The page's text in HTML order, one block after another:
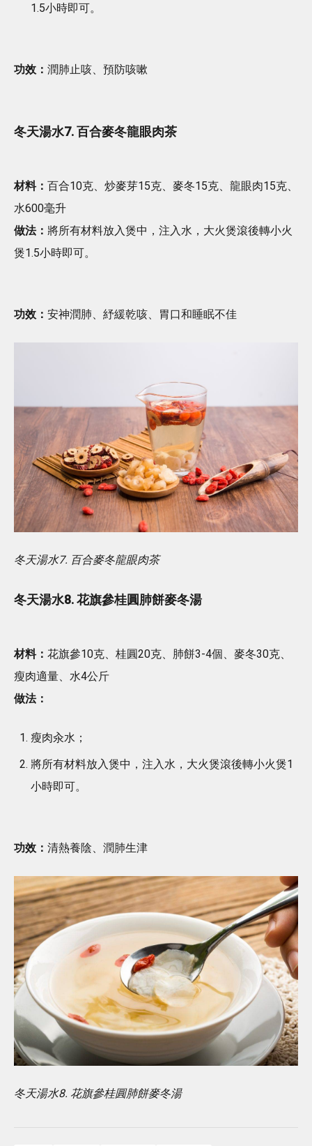
1.5小時即可。
功效： 潤肺止咳、預防咳嗽
冬天湯水7. 百合麥冬龍眼肉茶
材料： 百合10克、炒麥芽15克、麥冬15克、龍眼肉15克、
水600毫升
做法： 將所有材料放入煲中，注入水，大火煲滾後轉小火
煲1.5小時即可。
功效： 安神潤肺、紓緩乾咳、胃口和睡眠不佳
冬天湯水7. 百合麥冬龍眼肉茶
冬天湯水8. 花旗參桂圓肺餅麥冬湯
材料： 花旗參10克、桂圓20克、肺餅3-4個、麥冬30克、
瘦肉適量、水4公斤
做法：
瘦肉汆水；
將所有材料放入煲中，注入水，大火煲滾後轉小火煲1
小時即可。
功效： 清熱養陰、潤肺生津
冬天湯水8. 花旗參桂圓肺餅麥冬湯